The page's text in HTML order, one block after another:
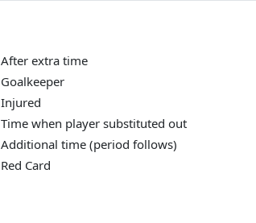
After extra time
Goalkeeper
Injured
Time when player substituted out
Additional time (period follows)
Red Card